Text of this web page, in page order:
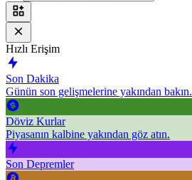
Hızlı Erişim
Son Dakika
Günün son gelişmelerine yakından bakın.
Döviz Kurlar
Piyasanın kalbine yakından göz atın.
Son Depremler